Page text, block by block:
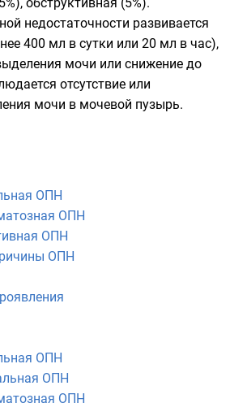
недостаточности развивается
400 мл в сутки или 20 мл в час),
мочи или снижение до
отсутствие или
мочи в мочевой пузырь.
ОПН
ОПН
ОПН
ОПН
ОПН
ОПН
ОПН